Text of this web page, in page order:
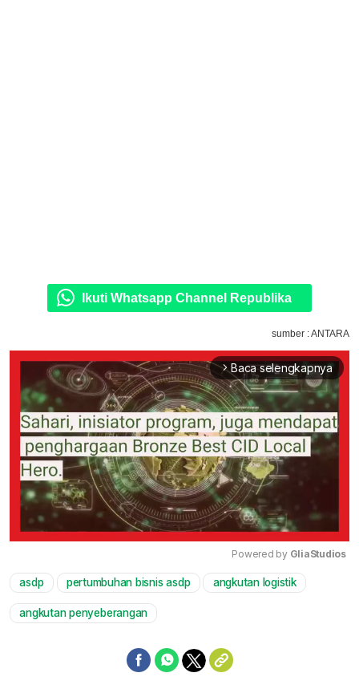
Ikuti Whatsapp Channel Republika
sumber : ANTARA
arrow_forward_ios Baca selengkapnya
Mute
Powered by GliaStudios
asdp pertumbuhan bisnis asdp angkutan logistik
angkutan penyeberangan